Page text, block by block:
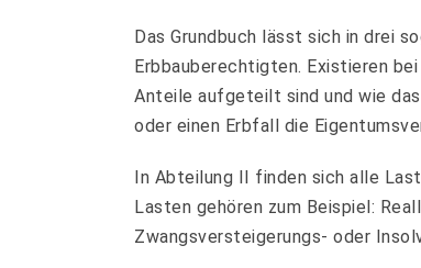
Das Grundbuch lässt sich in drei
Erbbauberechtigten. Existieren
Anteile aufgeteilt sind und wie
oder einen Erbfall die
In Abteilung II finden sich alle
Lasten gehören zum Beispiel:
Zwangsversteigerungs- oder